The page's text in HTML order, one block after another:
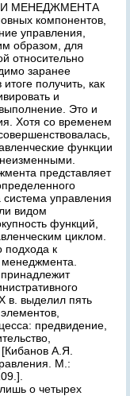
МЕНЕДЖМЕНТА
компонентов,
управления,
образом, для
относительно
заранее
получить, как
и
Это и
Хотя со временем
функции
представляет
управления
видом
функций,
циклом.
подхода к
в. выделил пять
предвидение,
А.Я.
М.:
о четырех